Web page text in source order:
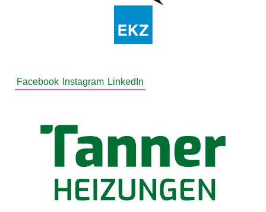
Facebook Instagram LinkedIn